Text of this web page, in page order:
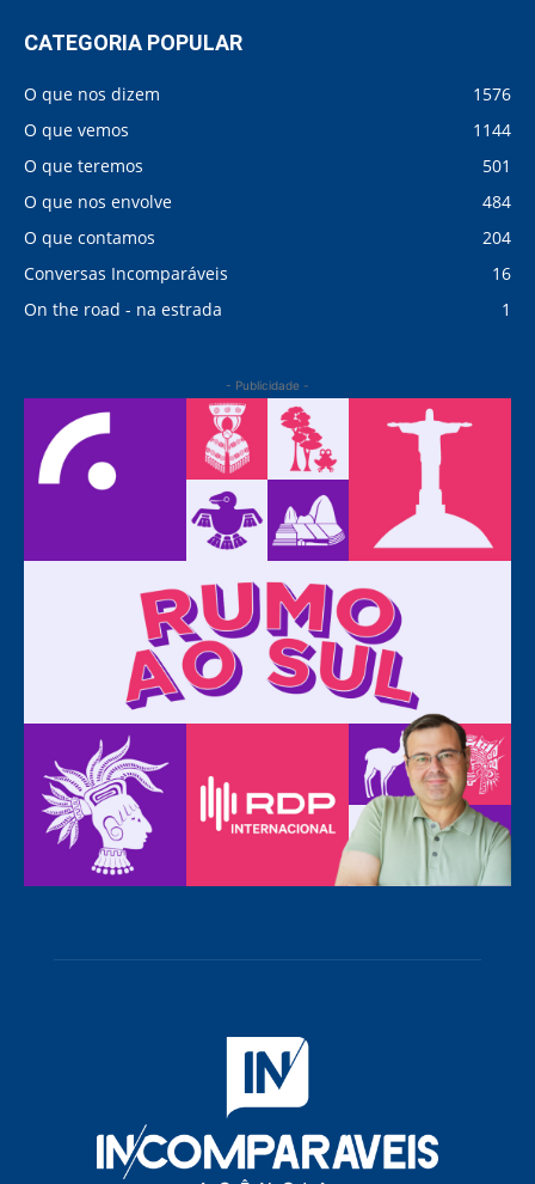
CATEGORIA POPULAR
O que nos dizem
1576
O que vemos
1144
O que teremos
501
O que nos envolve
484
O que contamos
204
Conversas Incomparáveis
16
On the road - na estrada
1
- Publicidade -